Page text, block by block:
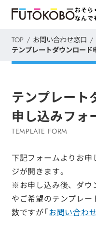
おそら
なんで
TOP
お問い合わせ窓口
テンプレートダウンロード
テンプレート
申し込みフォ
TEMPLATE FORM
下記フォームよりお申
ジが開きます。
※お申し込み後、ダウ
やご希望のテンプレ
数ですが「お問い合わせ